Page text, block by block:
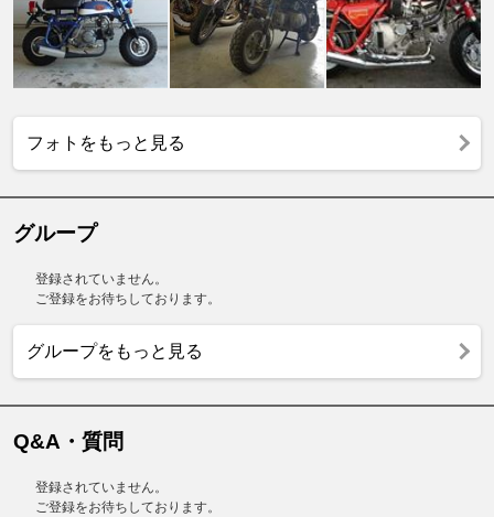
フォトをもっと見る
グループ
登録されていません。
ご登録をお待ちしております。
グループをもっと見る
Q&A・質問
登録されていません。
ご登録をお待ちしております。